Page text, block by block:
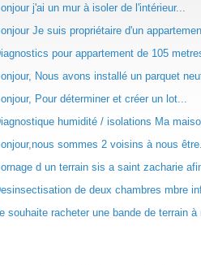
j'ai un mur à isoler de l'intérieur...
Je suis propriétaire d'un
pour appartement de 105
Nous avons installé un parquet
Pour déterminer et créer un lot...
humidité / isolations Ma
sommes 2 voisins à nous
d un terrain sis a saint zacharie
de deux chambres mbre
souhaite racheter une bande de terrain à